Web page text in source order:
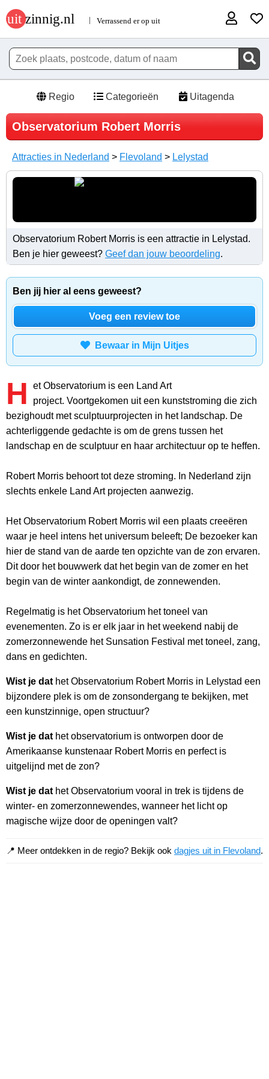
Regio Categorieën Uitagenda
Observatorium Robert Morris
Attracties in Nederland > Flevoland > Lelystad
Observatorium Robert Morris is een attractie in Lelystad.
Ben je hier geweest? Geef dan jouw beoordeling.
Ben jij hier al eens geweest?
Voeg een review toe
Bewaar in Mijn Uitjes
H
et Observatorium is een Land Art
project. Voortgekomen uit een kunststroming die zich
bezighoudt met sculptuurprojecten in het landschap. De
achterliggende gedachte is om de grens tussen het
landschap en de sculptuur en haar architectuur op te heffen.
Robert Morris behoort tot deze stroming. In Nederland zijn
slechts enkele Land Art projecten aanwezig.
Het Observatorium Robert Morris wil een plaats creeëren
waar je heel intens het universum beleeft; De bezoeker kan
hier de stand van de aarde ten opzichte van de zon ervaren.
Dit door het bouwwerk dat het begin van de zomer en het
begin van de winter aankondigt, de zonnewenden.
Regelmatig is het Observatorium het toneel van
evenementen. Zo is er elk jaar in het weekend nabij de
zomerzonnewende het Sunsation Festival met toneel, zang,
dans en gedichten.
Wist je dat het Observatorium Robert Morris in Lelystad een
bijzondere plek is om de zonsondergang te bekijken, met
een kunstzinnige, open structuur?
Wist je dat het observatorium is ontworpen door de
Amerikaanse kunstenaar Robert Morris en perfect is
uitgelijnd met de zon?
Wist je dat het Observatorium vooral in trek is tijdens de
winter- en zomerzonnewendes, wanneer het licht op
magische wijze door de openingen valt?
📍 Meer ontdekken in de regio? Bekijk ook dagjes uit in Flevoland.